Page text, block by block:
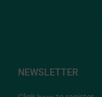
NEWSLETTER